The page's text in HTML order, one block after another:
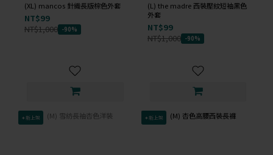
(XL) mancos 針織長版棕色外套
NT$99
NT$1,000 -90%
(L) the madre 西裝壓紋短袖黑色
外套
NT$99
NT$1,000 -90%
✦新上架 ✦新上架